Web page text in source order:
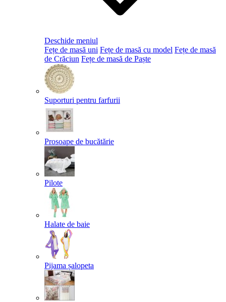
Deschide meniul
Fețe de masă uni Fețe de masă cu model Fețe de masă
de Crăciun Fețe de masă de Paște​
Suporturi pentru farfurii
Prosoape de bucătărie
Pilote
Halate de baie
Pijama șalopeta